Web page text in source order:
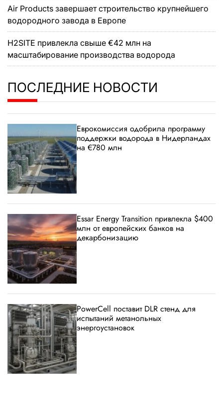
Air Products завершает строительство крупнейшего
водородного завода в Европе
H2SITE привлекла свыше €42 млн на
масштабирование производства водорода
ПОСЛЕДНИЕ НОВОСТИ
Еврокомиссия одобрила программу
поддержки водорода в Нидерландах
на €780 млн
Essar Energy Transition привлекла $400
млн от европейских банков на
декарбонизацию
PowerCell поставит DLR стенд для
испытаний метанольных
энергоустановок